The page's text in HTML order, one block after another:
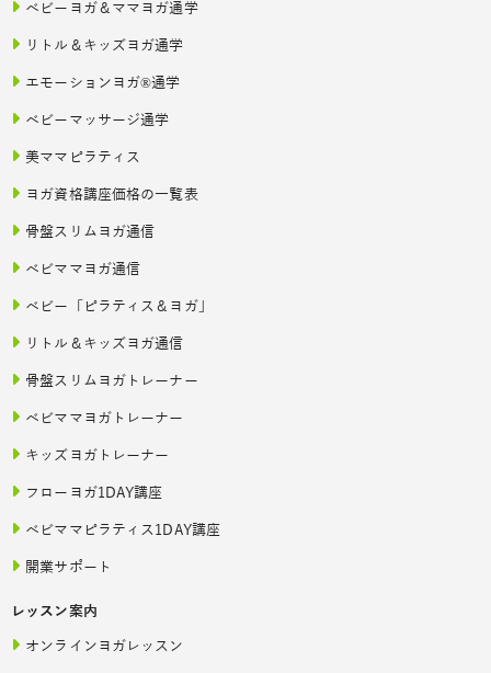
ベビーヨガ＆ママヨガ通学
リトル＆キッズヨガ通学
エモーションヨガ®通学
ベビーマッサージ通学
美ママピラティス
ヨガ資格講座価格の一覧表
骨盤スリムヨガ通信
ベビママヨガ通信
ベビー「ピラティス＆ヨガ」
リトル＆キッズヨガ通信
骨盤スリムヨガトレーナー
ベビママヨガトレーナー
キッズヨガトレーナー
フローヨガ1DAY講座
ベビママピラティス1DAY講座
開業サポート
レッスン案内
オンラインヨガレッスン